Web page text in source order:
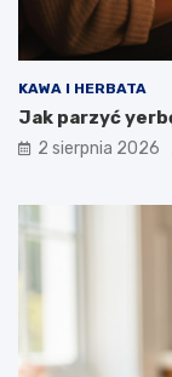
KAWA I HERBATA
Jak parzyć
2 sierpnia 2026